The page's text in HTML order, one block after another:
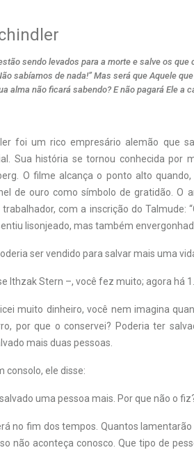
sendo levados para a morte e salve os
sabíamos de nada!” Mas será que Aquele
alma não ficará sabendo? E não pagará Ele a
foi um rico empresário alemão que
Sua história se tornou conhecida por
O filme alcança o ponto alto
de ouro como símbolo de gratidão. O
com a inscrição do Talmude:
lisonjeado, mas também
ser vendido para salvar mais uma
Ithzak Stern –, você fez muito; agora há
muito dinheiro, você nem imagina
por que o conservei? Poderia ter
mais duas pessoas.
consolo, ele disse:
uma pessoa mais. Por que não o
no fim dos tempos. Quantos
não aconteça conosco. Que tipo de